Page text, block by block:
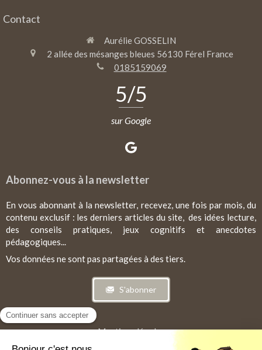
Contact
Aurélie GOSSELIN
2 allée des mésanges bleues 56130 Férel France
0185159069
5/5
sur Google
Abonnez-vous à la newsletter
En vous abonnant à la newsletter, recevez, une fois par mois, du
contenu exclusif : les derniers articles du site, des idées lecture,
des conseils pratiques, jeux cognitifs et anecdotes
pédagogiques...
Vos données ne sont pas partagées à des tiers.
S'abonner
Mentions légales